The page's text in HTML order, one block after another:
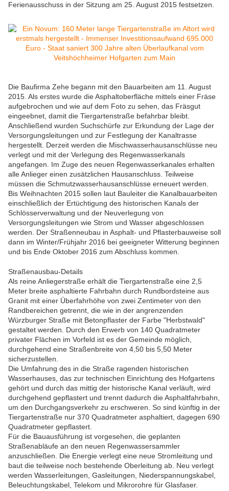
Ferienausschuss in der Sitzung am 25. August 2015 festsetzen.
Die Baufirma Zehe begann mit den Bauarbeiten am 11. August
2015. Als erstes wurde die Asphaltoberfläche mittels einer Fräse
aufgebrochen und wie auf dem Foto zu sehen, das Fräsgut
eingeebnet, damit die Tiergartenstraße befahrbar bleibt.
Anschließend wurden Suchschürfe zur Erkundung der Lage der
Versorgungsleitungen und zur Festlegung der Kanaltrasse
hergestellt. Derzeit werden die Mischwasserhausanschlüsse neu
verlegt und mit der Verlegung des Regenwasserkanals
angefangen. Im Zuge des neuen Regenwasserkanales erhalten
alle Anlieger einen zusätzlichen Hausanschluss. Teilweise
müssen die Schmutzwasserhausanschlüsse erneuert werden.
Bis Weihnachten 2015 sollen laut Bauleiter die Kanalbauarbeiten
einschließlich der Ertüchtigung des historischen Kanals der
Schlösserverwaltung und der Neuverlegung von
Versorgungsleitungen wie Strom und Wasser abgeschlossen
werden. Der Straßenneubau in Asphalt- und Pflasterbauweise soll
dann im Winter/Frühjahr 2016 bei geeigneter Witterung beginnen
und bis Ende Oktober 2016 zum Abschluss kommen.
Straßenausbau-Details
Als reine Anliegerstraße erhält die Tiergartenstraße eine 2,5
Meter breite asphaltierte Fahrbahn durch Rundbordsteine aus
Granit mit einer Überfahrhöhe von zwei Zentimeter von den
Randbereichen getrennt, die wie in der angrenzenden
Würzburger Straße mit Betonpflaster der Farbe "Herbstwald"
gestaltet werden. Durch den Erwerb von 140 Quadratmeter
privater Flächen im Vorfeld ist es der Gemeinde möglich,
durchgehend eine Straßenbreite von 4,50 bis 5,50 Meter
sicherzustellen.
Die Umfahrung des in die Straße ragenden historischen
Wasserhauses, das zur technischen Einrichtung des Hofgartens
gehört und durch das mittig der historische Kanal verläuft, wird
durchgehend gepflastert und trennt dadurch die Asphaltfahrbahn,
um den Durchgangsverkehr zu erschweren. So sind künftig in der
Tiergartenstraße nur 370 Quadratmeter asphaltiert, dagegen 690
Quadratmeter gepflastert.
Für die Bauausführung ist vorgesehen, die geplanten
Straßenabläufe an den neuen Regenwassersammler
anzuschließen. Die Energie verlegt eine neue Stromleitung und
baut die teilweise noch bestehende Oberleitung ab. Neu verlegt
werden Wasserleitungen, Gasleitungen, Niederspannungskabel,
Beleuchtungskabel, Telekom und Mikrorohre für Glasfaser.